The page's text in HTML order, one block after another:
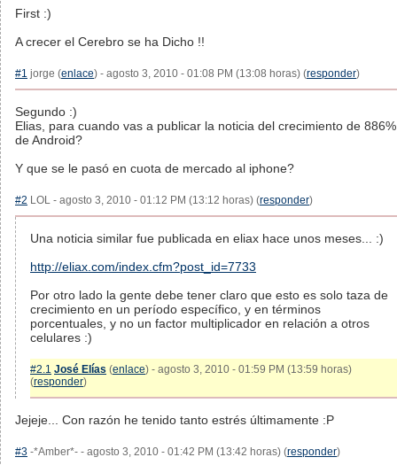
First :)
A crecer el Cerebro se ha Dicho !!
#1 jorge (enlace) - agosto 3, 2010 - 01:08 PM (13:08 horas) (responder)
Segundo :)
Elias, para cuando vas a publicar la noticia del crecimiento de 886%
de Android?
Y que se le pasó en cuota de mercado al iphone?
#2 LOL - agosto 3, 2010 - 01:12 PM (13:12 horas) (responder)
Una noticia similar fue publicada en eliax hace unos meses... :)
http://eliax.com/index.cfm?post_id=7733
Por otro lado la gente debe tener claro que esto es solo taza de
crecimiento en un período específico, y en términos
porcentuales, y no un factor multiplicador en relación a otros
celulares :)
#2.1 José Elías (enlace) - agosto 3, 2010 - 01:59 PM (13:59 horas)
(responder)
Jejeje... Con razón he tenido tanto estrés últimamente :P
#3 -*Amber*- - agosto 3, 2010 - 01:42 PM (13:42 horas) (responder)